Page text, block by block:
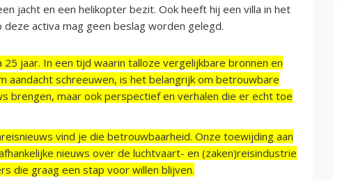
jacht en een helikopter bezit. Ook heeft hij een villa in het
deze activa mag geen beslag worden gelegd.
jaar. In een tijd waarin talloze vergelijkbare bronnen en
aandacht schreeuwen, is het belangrijk om betrouwbare
brengen, maar ook perspectief en verhalen die er echt toe
vind je die betrouwbaarheid. Onze toewijding aan
nieuws over de luchtvaart- en (zaken)reisindustrie
die graag een stap voor willen blijven.